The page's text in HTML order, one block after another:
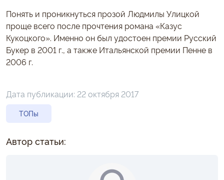
Понять и проникнуться прозой Людмилы Улицкой
проще всего после прочтения романа «Казус
Кукоцкого». Именно он был удостоен премии Русский
Букер в 2001 г., а также Итальянской премии Пенне в
2006 г.
Дата публикации: 22 октября 2017
ТОПы
Автор статьи: